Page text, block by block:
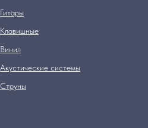
Гитары
Клавишные
Винил
Акустические системы
Струны